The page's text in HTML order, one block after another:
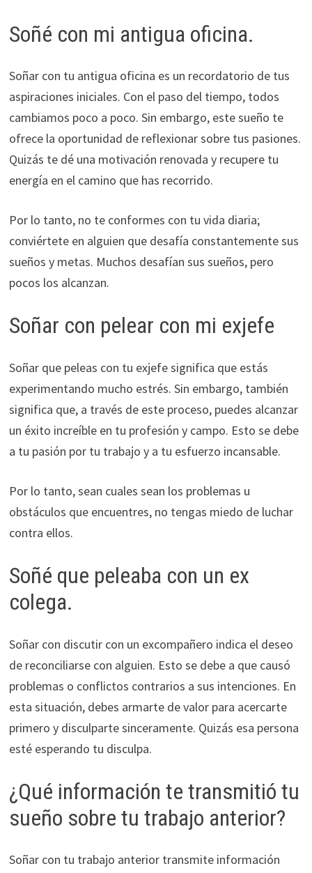
Soñé con mi antigua oficina.
Soñar con tu antigua oficina es un recordatorio de tus
aspiraciones iniciales. Con el paso del tiempo, todos
cambiamos poco a poco. Sin embargo, este sueño te
ofrece la oportunidad de reflexionar sobre tus pasiones.
Quizás te dé una motivación renovada y recupere tu
energía en el camino que has recorrido.
Por lo tanto, no te conformes con tu vida diaria;
conviértete en alguien que desafía constantemente sus
sueños y metas. Muchos desafían sus sueños, pero
pocos los alcanzan.
Soñar con pelear con mi exjefe
Soñar que peleas con tu exjefe significa que estás
experimentando mucho estrés. Sin embargo, también
significa que, a través de este proceso, puedes alcanzar
un éxito increíble en tu profesión y campo. Esto se debe
a tu pasión por tu trabajo y a tu esfuerzo incansable.
Por lo tanto, sean cuales sean los problemas u
obstáculos que encuentres, no tengas miedo de luchar
contra ellos.
Soñé que peleaba con un ex
colega.
Soñar con discutir con un excompañero indica el deseo
de reconciliarse con alguien. Esto se debe a que causó
problemas o conflictos contrarios a sus intenciones. En
esta situación, debes armarte de valor para acercarte
primero y disculparte sinceramente. Quizás esa persona
esté esperando tu disculpa.
¿Qué información te transmitió tu
sueño sobre tu trabajo anterior?
Soñar con tu trabajo anterior transmite información